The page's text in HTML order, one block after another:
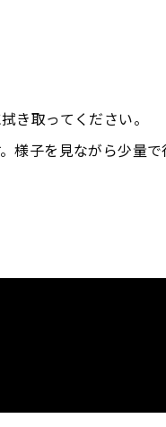
き取ってください。
子を見ながら少量で